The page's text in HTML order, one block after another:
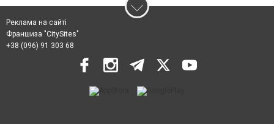
Реклама на сайті
Франшиза "CitySites"
+38 (096) 91 303 68